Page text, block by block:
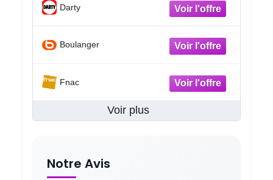
Darty
Boulanger
Fnac
Voir plus
Notre Avis